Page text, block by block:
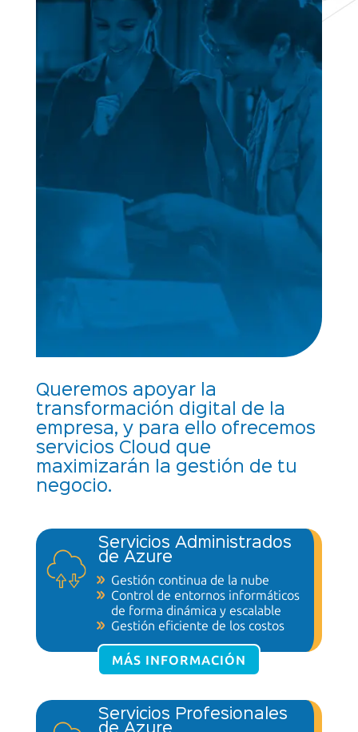
Queremos apoyar la
transformación digital de la
empresa, y para ello ofrecemos
servicios Cloud que
maximizarán la gestión de tu
negocio.
Servicios Administrados
de Azure
Gestión continua de la nube
Control de entornos informáticos
de forma dinámicay escalable
Gestión eficiente de los costos
MÁS INFORMACIÓN
Servicios Profesionales
de Azure